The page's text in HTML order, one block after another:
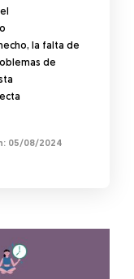
la falta de
de
05/08/2024